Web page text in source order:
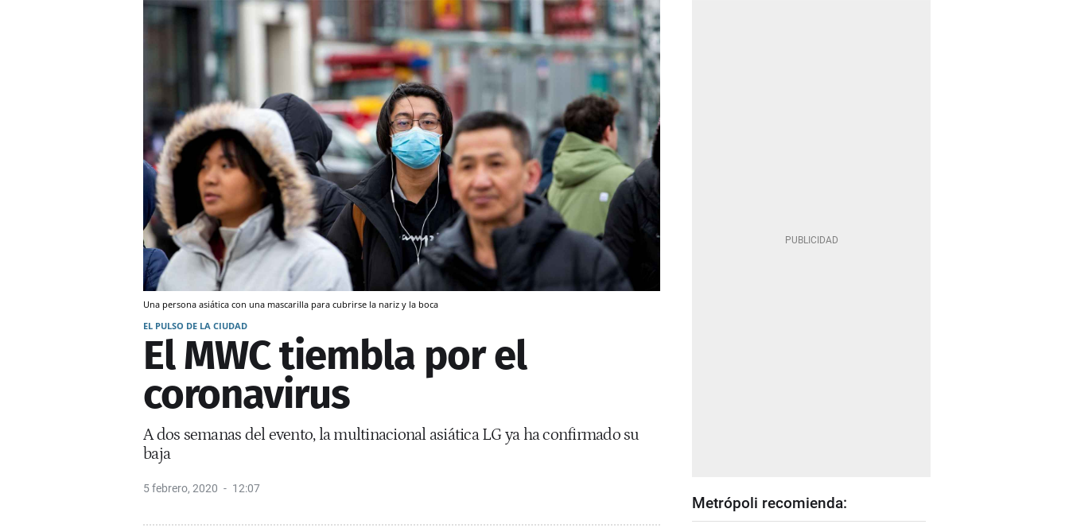
Una persona asiática con una mascarilla para cubrirse la nariz y la boca
EL PULSO DE LA CIUDAD
El MWC tiembla por el
coronavirus
A dos semanas del evento, la multinacional asiática LG ya ha confirmado su
baja
5 febrero, 2020 12:07
Metrópoli recomienda: